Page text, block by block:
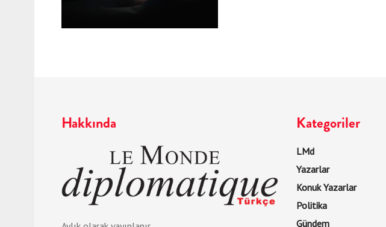
Hakkında Kategoriler
LMd
Yazarlar
Konuk Yazarlar
Politika
Gündem